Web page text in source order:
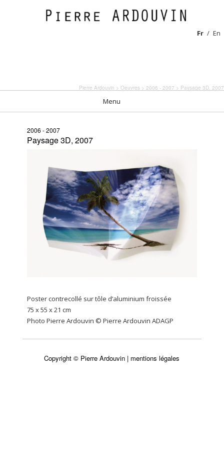
Fr En
Pierre Ardouvin > Oeuvres > 2006 - 2007 > Paysage 3D, 2007
Menu
2006 - 2007
Paysage 3D, 2007
Poster contrecollé sur tôle d’aluminium froissée
75 x 55 x 21 cm
Photo Pierre Ardouvin © Pierre Ardouvin ADAGP
Copyright © Pierre Ardouvin | mentions légales